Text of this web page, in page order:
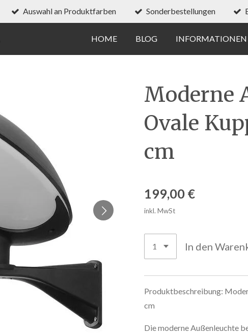
Auswahl an Produktfarben Sonderbestellungen
HOME BLOG INFORMATIONEN
Moderne
Ovale
cm
199,00 €
inkl. MwSt
In den
Produktbeschreibung:
cm
Die moderne Außenleuchte